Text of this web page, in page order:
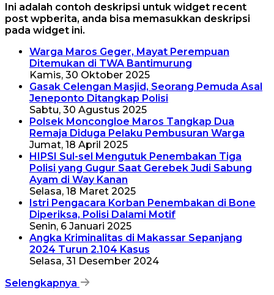
Ini adalah contoh deskripsi untuk widget recent
post wpberita, anda bisa memasukkan deskripsi
pada widget ini.
Warga Maros Geger, Mayat Perempuan
Ditemukan di TWA Bantimurung
Kamis, 30 Oktober 2025
Gasak Celengan Masjid, Seorang Pemuda Asal
Jeneponto Ditangkap Polisi
Sabtu, 30 Agustus 2025
Polsek Moncongloe Maros Tangkap Dua
Remaja Diduga Pelaku Pembusuran Warga
Jumat, 18 April 2025
HIPSI Sul-sel Mengutuk Penembakan Tiga
Polisi yang Gugur Saat Gerebek Judi Sabung
Ayam di Way Kanan
Selasa, 18 Maret 2025
Istri Pengacara Korban Penembakan di Bone
Diperiksa, Polisi Dalami Motif
Senin, 6 Januari 2025
Angka Kriminalitas di Makassar Sepanjang
2024 Turun 2.104 Kasus
Selasa, 31 Desember 2024
Selengkapnya